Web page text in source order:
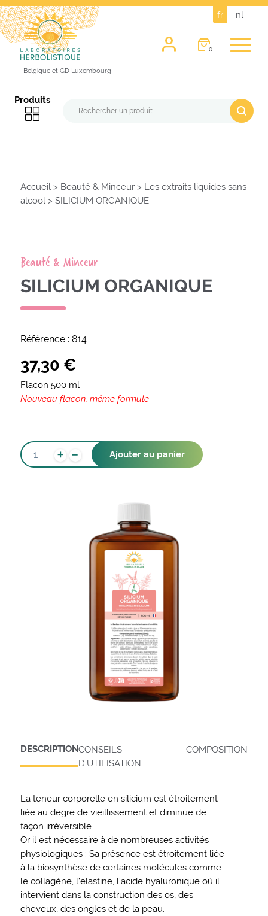
fr nl
Belgique et GD Luxembourg
0
Produits
Accueil > Beauté & Minceur> Les extraits liquides sans
alcool > SILICIUM ORGANIQUE
Beauté & Minceur
SILICIUM ORGANIQUE
37,30 €
Flacon 500 ml
Nouveau flacon, même formule
QUANTITÉ
DE
+ - Ajouter au panier
Référence : 814
DESCRIPTIONCONSEILS
D'UTILISATION
COMPOSITION
La teneur corporelle en silicium est étroitement
liée au degré de vieillissement et diminue de
façon irréversible.
Or il est nécessaire à de nombreuses activités
physiologiques : Sa présence est étroitement liée
à la biosynthèse de certaines molécules comme
le collagène, l’élastine, l’acide hyaluronique où il
intervient dans la construction des os, des
cheveux, des ongles et de la peau.